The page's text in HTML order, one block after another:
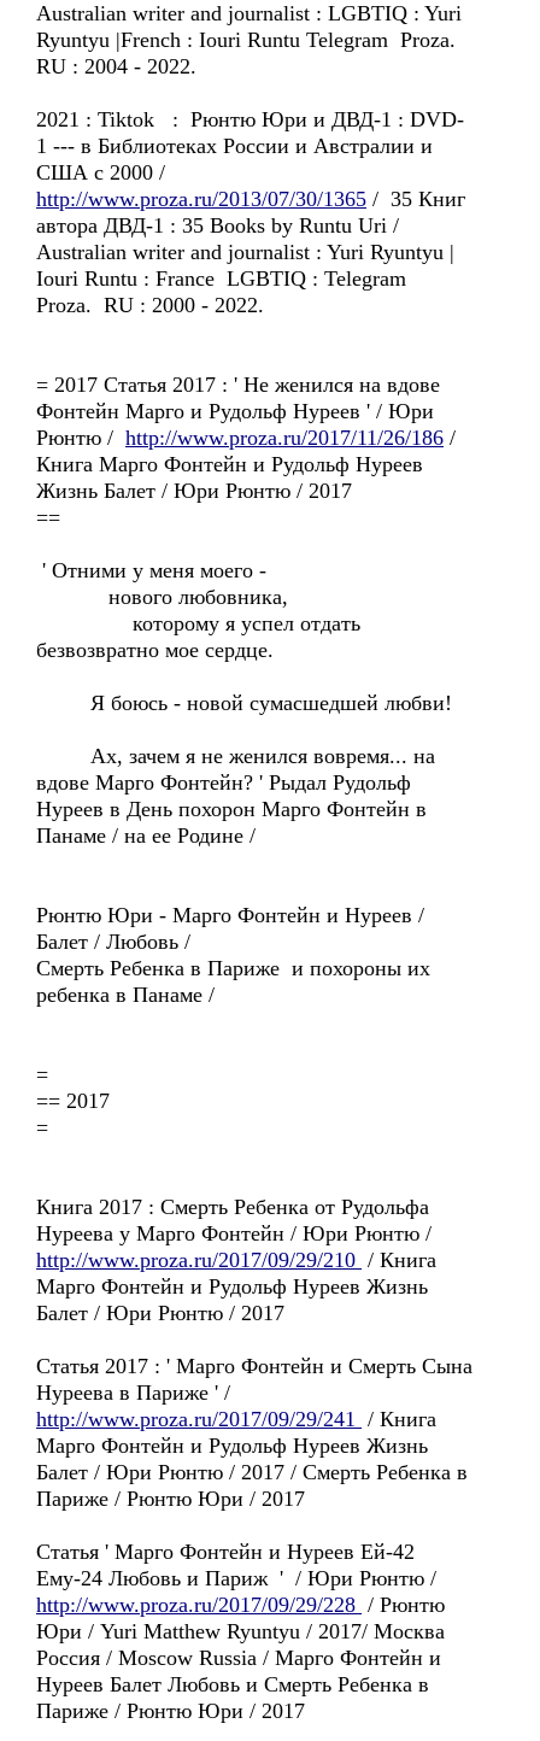
Australian writer and journalist : LGBTIQ : Yuri
Ryuntyu |French : Iouri Runtu Telegram Proza.
RU : 2004 - 2022.
2021 : Tiktok : Рюнтю Юри и ДВД-1 : DVD-
1 --- в Библиотеках России и Австралии и
США с 2000 /
http://www.proza.ru/2013/07/30/1365 / 35 Книг
автора ДВД-1 : 35 Books by Runtu Uri /
Australian writer and journalist : Yuri Ryuntyu |
Iouri Runtu : France LGBTIQ : Telegram
Proza. RU : 2000 - 2022.
= 2017 Статья 2017 : ' Не женился на вдове
Фонтейн Марго и Рудольф Нуреев ' / Юри
Рюнтю / http://www.proza.ru/2017/11/26/186 /
Книга Марго Фонтейн и Рудольф Нуреев
Жизнь Балет / Юри Рюнтю / 2017
==
' Отними у меня моего -
нового любовника,
которому я успел отдать
безвозвратно мое сердце.
Я боюсь - новой сумасшедшей любви!
Ах, зачем я не женился вовремя... на
вдове Марго Фонтейн? ' Рыдал Рудольф
Нуреев в День похорон Марго Фонтейн в
Панаме / на ее Родине /
Рюнтю Юри - Марго Фонтейн и Нуреев /
Балет / Любовь /
Смерть Ребенка в Париже и похороны их
ребенка в Панаме /
=
== 2017
=
Книга 2017 : Смерть Ребенка от Рудольфа
Нуреева у Марго Фонтейн / Юри Рюнтю /
http://www.proza.ru/2017/09/29/210 / Книга
Марго Фонтейн и Рудольф Нуреев Жизнь
Балет / Юри Рюнтю / 2017
Статья 2017 : ' Марго Фонтейн и Смерть Сына
Нуреева в Париже ' /
http://www.proza.ru/2017/09/29/241 / Книга
Марго Фонтейн и Рудольф Нуреев Жизнь
Балет / Юри Рюнтю / 2017 / Смерть Ребенка в
Париже / Рюнтю Юри / 2017
Статья ' Марго Фонтейн и Нуреев Ей-42
Ему-24 Любовь и Париж ' / Юри Рюнтю /
http://www.proza.ru/2017/09/29/228 / Рюнтю
Юри / Yuri Matthew Ryuntyu / 2017/ Москва
Россия / Moscow Russia / Марго Фонтейн и
Нуреев Балет Любовь и Смерть Ребенка в
Париже / Рюнтю Юри / 2017